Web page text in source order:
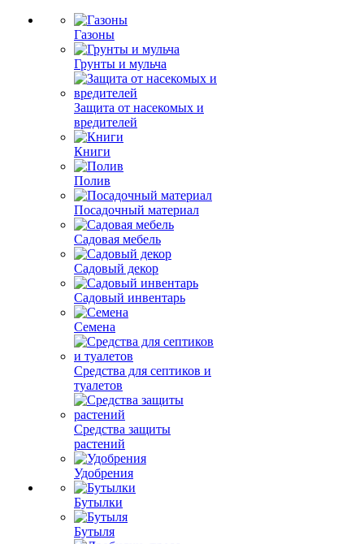
Газоны
Грунты и мульча
Защита от насекомых и
вредителей
Книги
Полив
Посадочный материал
Садовая мебель
Садовый декор
Садовый инвентарь
Семена
Средства для септиков и
туалетов
Средства защиты
растений
Удобрения
Бутылки
Бутыля